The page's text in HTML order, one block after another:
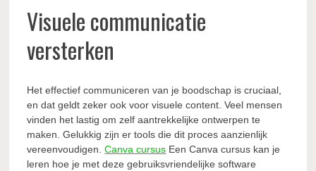
Visuele communicatie
versterken
Het effectief communiceren van je boodschap is cruciaal,
en dat geldt zeker ook voor visuele content. Veel mensen
vinden het lastig om zelf aantrekkelijke ontwerpen te
maken. Gelukkig zijn er tools die dit proces aanzienlijk
vereenvoudigen.Canva cursus Een Canva cursus kan je
leren hoe je met deze gebruiksvriendelijke software